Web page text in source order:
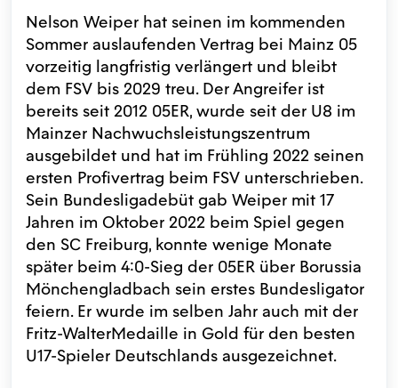
Nelson Weiper hat seinen im kommenden
Sommer auslaufenden Vertrag bei Mainz 05
vorzeitig langfristig verlängert und bleibt
dem FSV bis 2029 treu. Der Angreifer ist
bereits seit 2012 05ER, wurde seit der U8 im
Mainzer Nachwuchsleistungszentrum
ausgebildet und hat im Frühling 2022 seinen
ersten Profivertrag beim FSV unterschrieben.
Sein Bundesligadebüt gab Weiper mit 17
Jahren im Oktober 2022 beim Spiel gegen
den SC Freiburg, konnte wenige Monate
später beim 4:0-Sieg der 05ER über Borussia
Mönchengladbach sein erstes Bundesligator
feiern. Er wurde im selben Jahr auch mit der
Fritz-WalterMedaille in Gold für den besten
U17-Spieler Deutschlands ausgezeichnet.